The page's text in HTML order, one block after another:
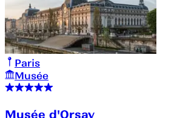
Paris
Musée
Musée d'Orsay